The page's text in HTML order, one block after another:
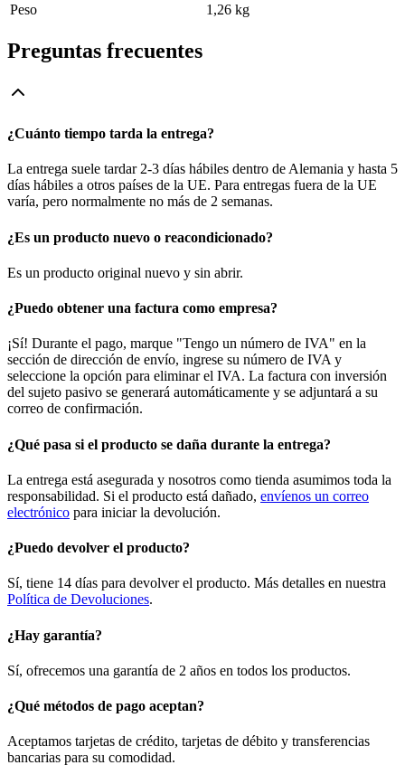
Peso 1,26 kg
Preguntas frecuentes
¿Cuánto tiempo tarda la entrega?
La entrega suele tardar 2-3 días hábiles dentro de Alemania y hasta 5
días hábiles a otros países de la UE. Para entregas fuera de la UE
varía, pero normalmente no más de 2 semanas.
¿Es un producto nuevo o reacondicionado?
Es un producto original nuevo y sin abrir.
¿Puedo obtener una factura como empresa?
¡Sí! Durante el pago, marque "Tengo un número de IVA" en la
sección de dirección de envío, ingrese su número de IVA y
seleccione la opción para eliminar el IVA. La factura con inversión
del sujeto pasivo se generará automáticamente y se adjuntará a su
correo de confirmación.
¿Qué pasa si el producto se daña durante la entrega?
La entrega está asegurada y nosotros como tienda asumimos toda la
responsabilidad. Si el producto está dañado, envíenos un correo
electrónico para iniciar la devolución.
¿Puedo devolver el producto?
Sí, tiene 14 días para devolver el producto. Más detalles en nuestra
Política de Devoluciones.
¿Hay garantía?
Sí, ofrecemos una garantía de 2 años en todos los productos.
¿Qué métodos de pago aceptan?
Aceptamos tarjetas de crédito, tarjetas de débito y transferencias
bancarias para su comodidad.